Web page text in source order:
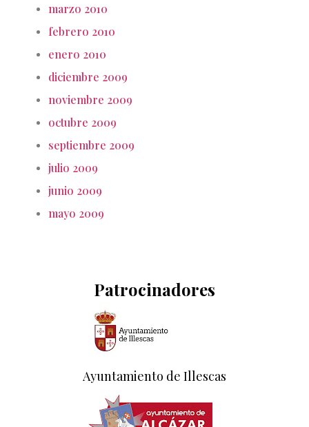
marzo 2010
febrero 2010
enero 2010
diciembre 2009
noviembre 2009
octubre 2009
septiembre 2009
julio 2009
junio 2009
mayo 2009
Patrocinadores
Ayuntamiento de Illescas